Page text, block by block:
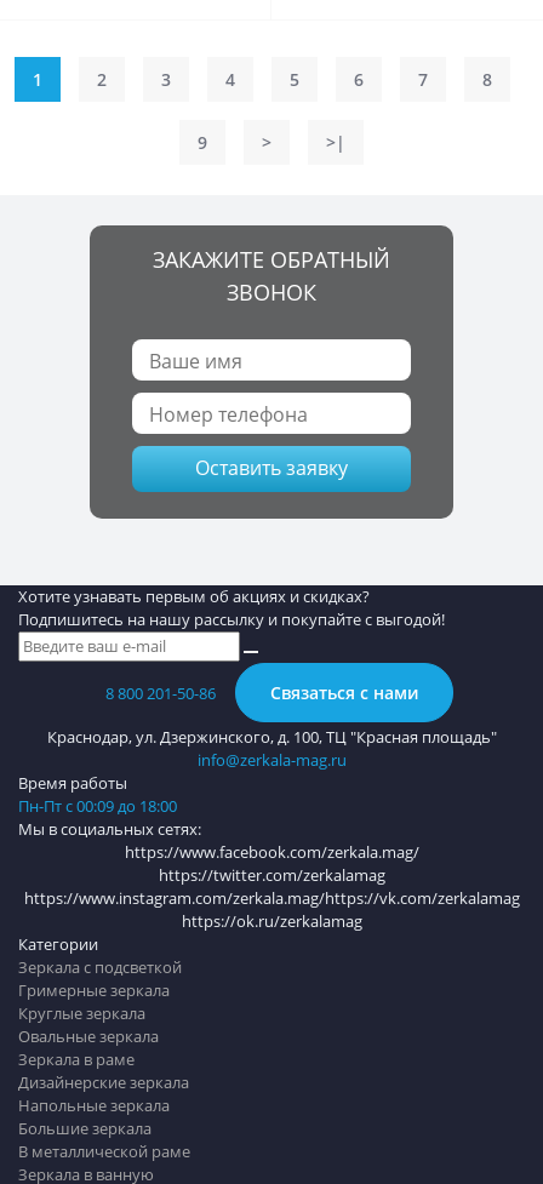
1 2 3 4 5 6 7 8
9 > >|
ЗАКАЖИТЕ ОБРАТНЫЙ
ЗВОНОК
Оставить заявку
Хотите узнавать первым об акциях и скидках?
Подпишитесь на нашу рассылку и покупайте с выгодой!
8 800 201-50-86 Связаться с нами
Краснодар, ул. Дзержинского, д. 100, ТЦ "Красная площадь"
info@zerkala-mag.ru
Категории
Зеркала с подсветкой
Гримерные зеркала
Круглые зеркала
Овальные зеркала
Зеркала в раме
Дизайнерские зеркала
Напольные зеркала
Большие зеркала
В металлической раме
Зеркала в ванную
Время работы
Пн-Пт с 00:09 до 18:00
Мы в социальных сетях:
https://www.facebook.com/zerkala.mag/
https://twitter.com/zerkalamag
https://www.instagram.com/zerkala.mag/https://vk.com/zerkalamag
https://ok.ru/zerkalamag